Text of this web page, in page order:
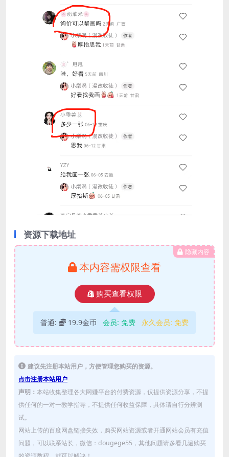
资源下载地址
隐藏内容
本内容需权限查看
购买查看权限
普通: 19.9金币 会员: 免费 永久会员: 免费
建议先注册本站用户，方便管理您购买的资源。
点击注册本站用户
声明： 本站收集整理各大网赚平台的付费资源，仅提供资源分享，不提
供任何的一对一教学指导，不提供任何收益保障，具体请自行分辨测
试。
网站上传的百度网盘链接失效，购买网站资源或者开通网站会员有充值
问题，可以联系站长，微信：dougege55，其他问题请多看几遍购买